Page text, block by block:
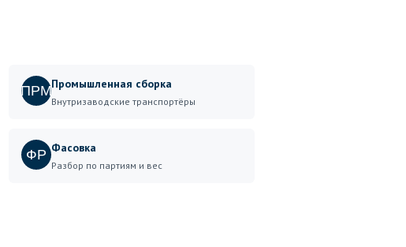
ПРМПромышленная сборка
Внутризаводские транспортёры
ФР Фасовка
Разбор по партиям и вес